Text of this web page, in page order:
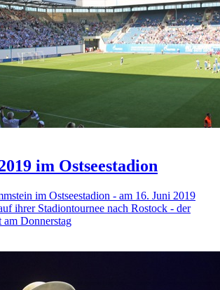
im Ostseestadion
im Ostseestadion - am 16. Juni 2019
ihrer Stadiontournee nach Rostock - der
am Donnerstag